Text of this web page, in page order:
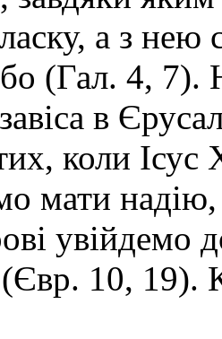
а з нею
(Гал. 4, 7).
в
коли
мати надію,
увійдемо
(Євр. 10,